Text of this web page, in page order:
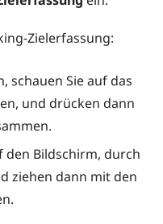
Zielerfassung:
schauen Sie auf das
und drücken dann
den Bildschirm, durch
ziehen dann mit den